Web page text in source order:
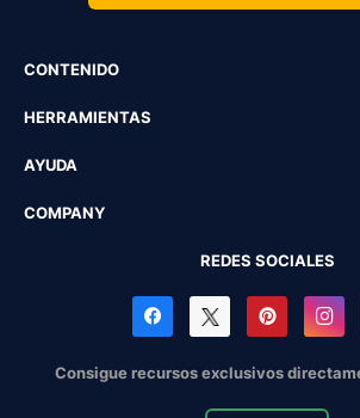
CONTENIDO
HERRAMIENTAS
AYUDA
COMPANY
REDES SOCIALES
Consigue recursos exclusivos